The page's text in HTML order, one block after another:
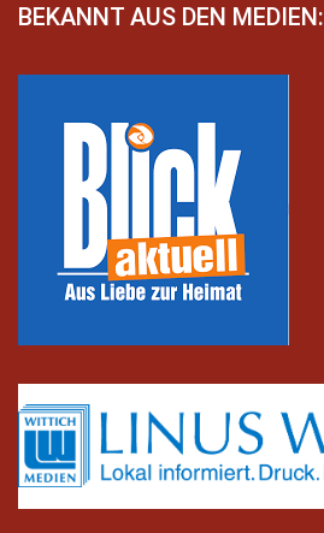
BEKANNT AUS DEN MEDIEN: